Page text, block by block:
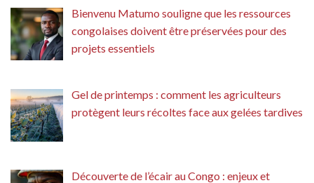
Bienvenu Matumo souligne que les ressources
congolaises doivent être préservées pour des
projets essentiels
Gel de printemps : comment les agriculteurs
protègent leurs récoltes face aux gelées tardives
Découverte de l’écair au Congo : enjeux et